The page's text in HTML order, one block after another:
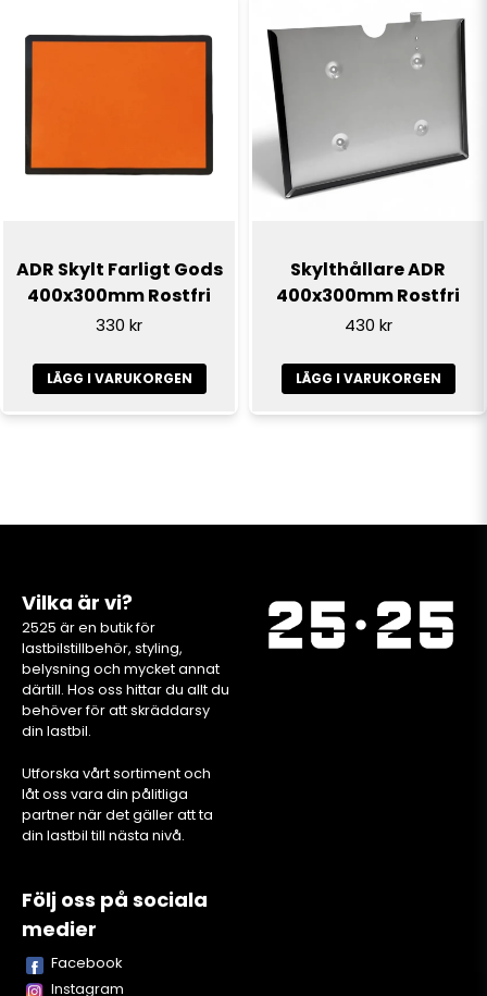
ADR Skylt Farligt Gods
400x300mm Rostfri
330 kr
LÄGG I VARUKORGEN
Skylthållare ADR
400x300mm Rostfri
430 kr
LÄGG I VARUKORGEN
Vilka är vi?
2525 är en butik för
lastbilstillbehör, styling,
belysning och mycket annat
därtill. Hos oss hittar du allt du
behöver för att skräddarsy
din lastbil.
Utforska vårt sortiment och
låt oss vara din pålitliga
partner när det gäller att ta
din lastbil till nästa nivå.
Följ oss på sociala
medier
Facebook
Instagram